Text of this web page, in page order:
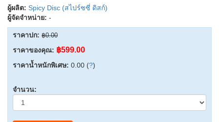
ผู้ผลิต: Spicy Disc (สไปร์ซซี่ ดิสก์)
ผู้จัดจำหน่าย: -
ราคาปก: ฿0.00
ราคาของคุณ: ฿599.00
ราคาน้ำหนักพิเศษ: 0.00 (?)
จำนวน: